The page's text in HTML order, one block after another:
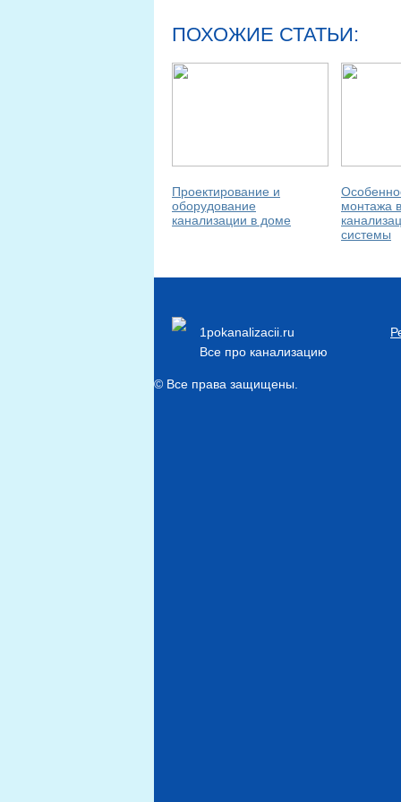
ПОХОЖИЕ СТАТЬИ:
Проектирование и
оборудование
канализации в доме
монтажа
системы
1pokanalizacii.ru
Все про канализацию
© Все права защищены.